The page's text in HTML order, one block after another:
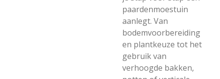
paardenmoestuin
aanlegt. Van
bodemvoorbereiding
en plantkeuze tot het
gebruik van
verhoogde bakken,